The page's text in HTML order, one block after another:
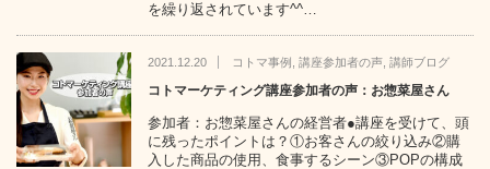
を繰り返されています^^…
2021.12.20 コトマ事例 講座参加者の声, 講師ブログ
コトマーケティング講座参加者の声：お惣菜屋さん
参加者：お惣菜屋さんの経営者●講座を受けて、頭
に残ったポイントは？①お客さんの絞り込み②購
入した商品の使用、食事するシーン③POPの構成